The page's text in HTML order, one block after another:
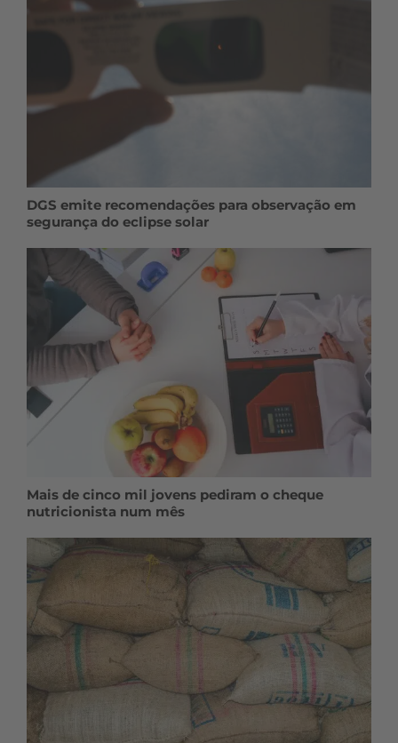
DGS emite recomendações para observação em
segurança do eclipse solar
Mais de cinco mil jovens pediram o cheque
nutricionista num mês